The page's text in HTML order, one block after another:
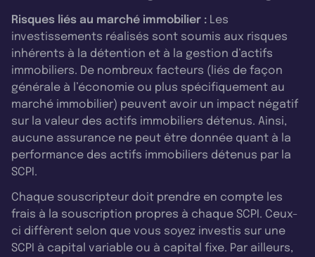
Risques liés au marché immobilier : Les
investissements réalisés sont soumis aux risques
inhérents à la détention et à la gestion d’actifs
immobiliers. De nombreux facteurs (liés de façon
générale à l’économie ou plus spécifiquement au
marché immobilier) peuvent avoir un impact négatif
sur la valeur des actifs immobiliers détenus. Ainsi,
aucune assurance ne peut être donnée quant à la
performance des actifs immobiliers détenus par la
SCPI.
Chaque souscripteur doit prendre en compte les
frais à la souscription propres à chaque SCPI. Ceux-
ci diffèrent selon que vous soyez investis sur une
SCPI à capital variable ou à capital fixe. Par ailleurs,